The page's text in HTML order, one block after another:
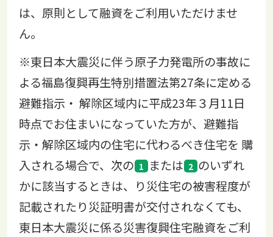
は、原則として融資をご利用いただけませ
ん。
※東日本大震災に伴う原子力発電所の事故に
よる福島復興再生特別措置法第27条に定める
避難指示・ 解除区域内に平成23年３月11日
時点でお住まいになっていた方が、避難指
示・解除区域内の住宅に代わるべき住宅を 購
入される場合で、次の
または
のいずれ
かに該当するときは、り災住宅の被害程度が
記載されたり災証明書が交付されなくても、
東日本大震災に係る災害復興住宅融資をご利